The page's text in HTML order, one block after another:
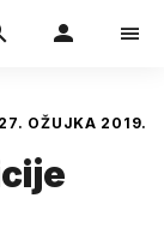
27. OŽUJKA 2019.